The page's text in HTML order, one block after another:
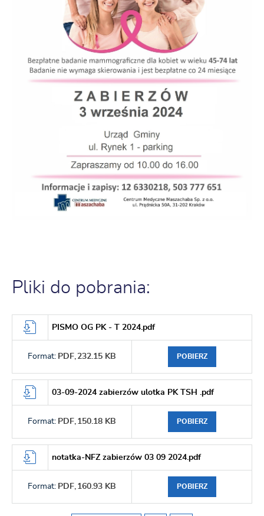
Pliki do pobrania:
PISMO OG PK - T 2024.pdf
Format: PDF, 232.15 KB POBIERZ
03-09-2024 zabierzów ulotka PK TSH .pdf
Format: PDF, 150.18 KB POBIERZ
notatka-NFZ zabierzów 03 09 2024.pdf
Format: PDF, 160.93 KB POBIERZ